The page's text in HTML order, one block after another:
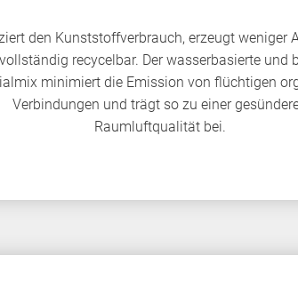
den Kunststoffverbrauch, erzeugt weniger
recycelbar. Der wasserbasierte und
minimiert die Emission von flüchtigen
Verbindungen und trägt so zu einer
Raumluftqualität bei.